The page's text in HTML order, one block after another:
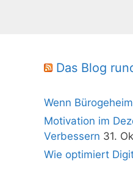
Das Blog
Wenn
Motivation im
Verbessern 31.
Wie optimiert